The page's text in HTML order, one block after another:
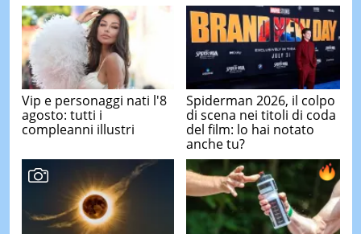
Vip e personaggi nati l'8
agosto: tutti i
compleanni illustri
Spiderman 2026, il colpo
di scena nei titoli di coda
del film: lo hai notato
anche tu?